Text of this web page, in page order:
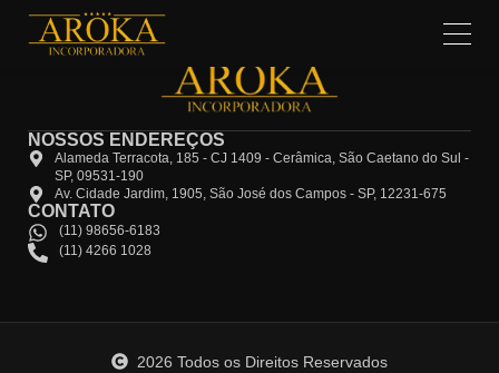
NOSSOS ENDEREÇOS
Alameda Terracota, 185 - CJ 1409 - Cerâmica, São Caetano do Sul -
SP, 09531-190
Av. Cidade Jardim, 1905, São José dos Campos - SP, 12231-675
CONTATO
(11) 98656-6183
(11) 4266 1028
2026 Todos os Direitos Reservados